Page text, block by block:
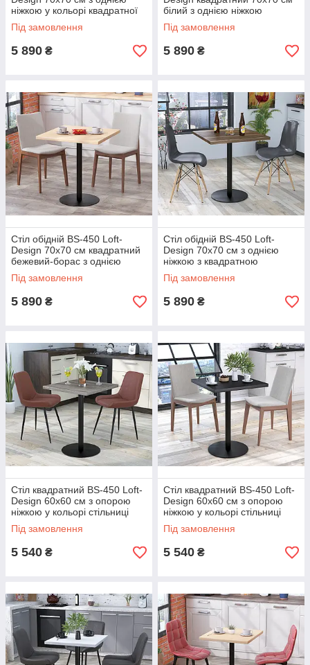
ніжкою у кольорі квадратної
стільниці венге
Під замовлення
5 890 ₴
білий з однією ніжкою
Під замовлення
5 890 ₴
Стіл обідній BS-450 Loft-
Design 70х70 см квадратний
бежевий-борас з однією
ніжкою
Під замовлення
5 890 ₴
Стіл обідній BS-450 Loft-
Design 70х70 см з однією
ніжкою з квадратною
стільницею горіх-модена
коричнева
Під замовлення
5 890 ₴
Стіл квадратний BS-450 Loft-
Design 60х60 см з опорою
ніжкою у кольорі стільниці
сірий-дуб палена
Під замовлення
5 540 ₴
Стіл квадратний BS-450 Loft-
Design 60х60 см з опорою
ніжкою у кольорі стільниці
венге-чорна
Під замовлення
5 540 ₴